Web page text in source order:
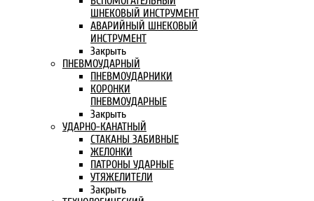
ШНЕКОВЫЙ ИНСТРУМЕНТ
АВАРИЙНЫЙ ШНЕКОВЫЙ
ИНСТРУМЕНТ
Закрыть
ПНЕВМОУДАРНЫЙ
ПНЕВМОУДАРНИКИ
КОРОНКИ
ПНЕВМОУДАРНЫЕ
Закрыть
УДАРНО-КАНАТНЫЙ
СТАКАНЫ ЗАБИВНЫЕ
ЖЕЛОНКИ
ПАТРОНЫ УДАРНЫЕ
УТЯЖЕЛИТЕЛИ
Закрыть